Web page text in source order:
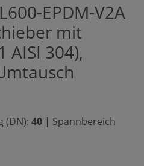
EPDM-V2A
mit
AISI 304),
(DN): 40 | Spannbereich